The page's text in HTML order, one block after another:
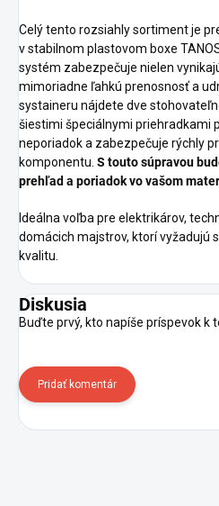
Celý tento rozsiahly sortiment je
v stabilnom plastovom boxe
systém zabezpečuje nielen
mimoriadne ľahkú prenosnosť a
systaineru nájdete dve
šiestimi špeciálnymi priehradkami
neporiadok a zabezpečuje rýchly
komponentu. S touto súpravou
prehľad a poriadok vo vašom
Ideálna voľba pre elektrikárov,
domácich majstrov, ktorí vyžadujú
kvalitu.
Diskusia
Buďte prvý, kto napíše príspevok k
Pridať komentár